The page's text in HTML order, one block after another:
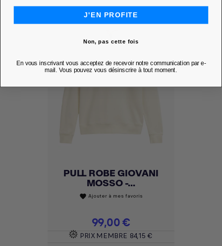
PULL ROBE GIOVANI
MOSSO -...
favorite Ajouter à mes favoris
Prix
99,00 €
PRIX MEMBRE 84,15 €
J'EN PROFITE
Non, pas cette fois
En vous inscrivant vous acceptez de recevoir notre communication par e-
mail. Vous pouvez vous désinscrire à tout moment.